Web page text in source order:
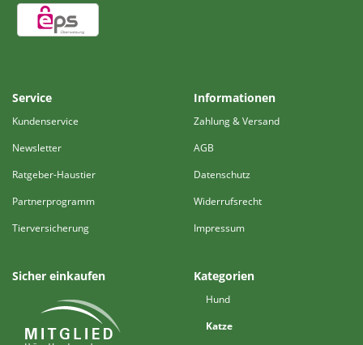
Service
Kundenservice
Newsletter
Ratgeber-Haustier
Partnerprogramm
Tierversicherung
Informationen
Zahlung & Versand
AGB
Datenschutz
Widerrufsrecht
Impressum
Sicher einkaufen Kategorien
Hund
Katze